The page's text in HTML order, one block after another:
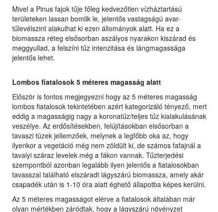
Mivel a Pinus fajok tűje főleg kedvezőtlen vízháztartású
területeken lassan bomlik le, jelentős vastagságú avar-
tűlevélszint alakulhat ki ezen állományok alatt. Ha ez a
biomassza réteg elsősorban aszályos nyarakon kiszárad és
meggyullad, a felszíni tűz intenzitása és lángmagassága
jelentős lehet.
Lombos fiatalosok 5 méteres magasság alatt
Először is fontos megjegyezni hogy az 5 méteres magasság
lombos fiatalosok tekintetében azért kategorizáló tényező, mert
eddig a magasságig nagy a koronatűz/teljes tűz kialakulásának
veszélye. Az erdősítésekben, felújításokban elsősorban a
tavaszi tüzek jellemzőek, melynek a legfőbb oka az, hogy
ilyenkor a vegetáció még nem zöldült ki, de számos fafajnál a
tavalyi száraz levelek még a fákon vannak. Tűzterjedési
szempontból azonban legalább ilyen jelentős a fiatalosokban
tavasszal található elszáradt lágyszárú biomassza, amely akár
csapadék után is 1-10 óra alatt éghető állapotba képes kerülni.
Az 5 méteres magasságot elérve a fiatalosok általában már
olyan mértékben záródtak, hogy a lágyszárú növényzet